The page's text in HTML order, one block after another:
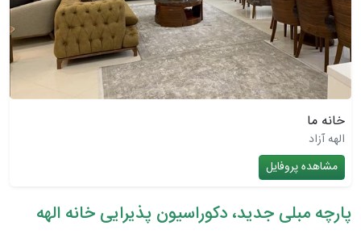
خانه ما
الهه آزاد
مشاهده پروفایل
پارچه مبلی جدید، دکوراسیون پذیرایی خانه الهه